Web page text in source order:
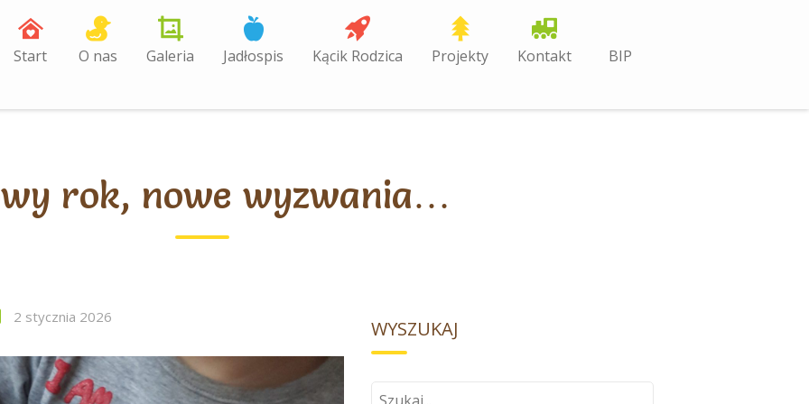
Start O nas Galeria Jadłospis Kącik Rodzica Projekty Kontakt BIP
rok, nowe wyzwania…
2 stycznia 2026 WYSZUKAJ
Szukaj